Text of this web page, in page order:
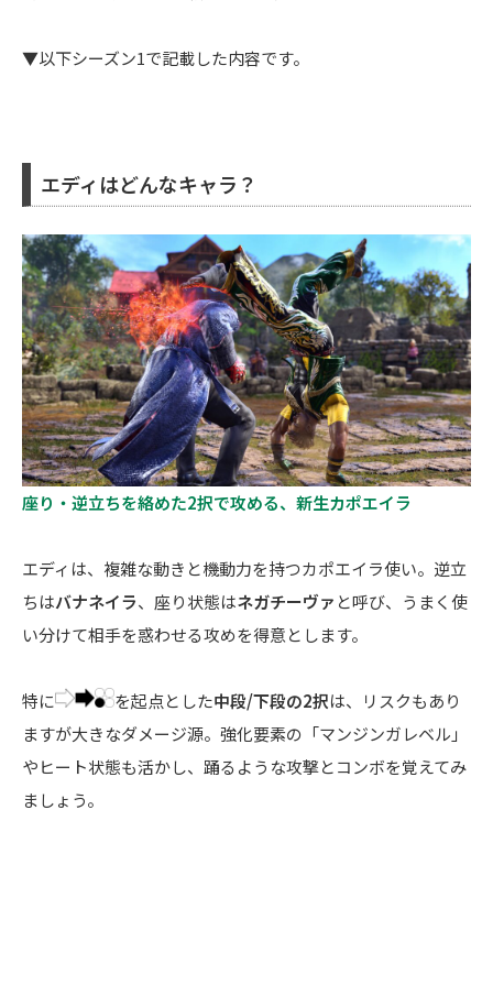
▼以下シーズン1で記載した内容です。
エディはどんなキャラ？
座り・逆立ちを絡めた2択で攻める、新生カポエイラ
エディは、複雑な動きと機動力を持つカポエイラ使い。逆立
ちはバナネイラ、座り状態はネガチーヴァ と呼び、うまく使
い分けて相手を惑わせる攻めを得意とします。
特に を起点とした中段/下段の2択は、リスクもあり
ますが大きなダメージ源。強化要素の「マンジンガレベル」
やヒート状態も活かし、踊るような攻撃とコンボを覚えてみ
ましょう。